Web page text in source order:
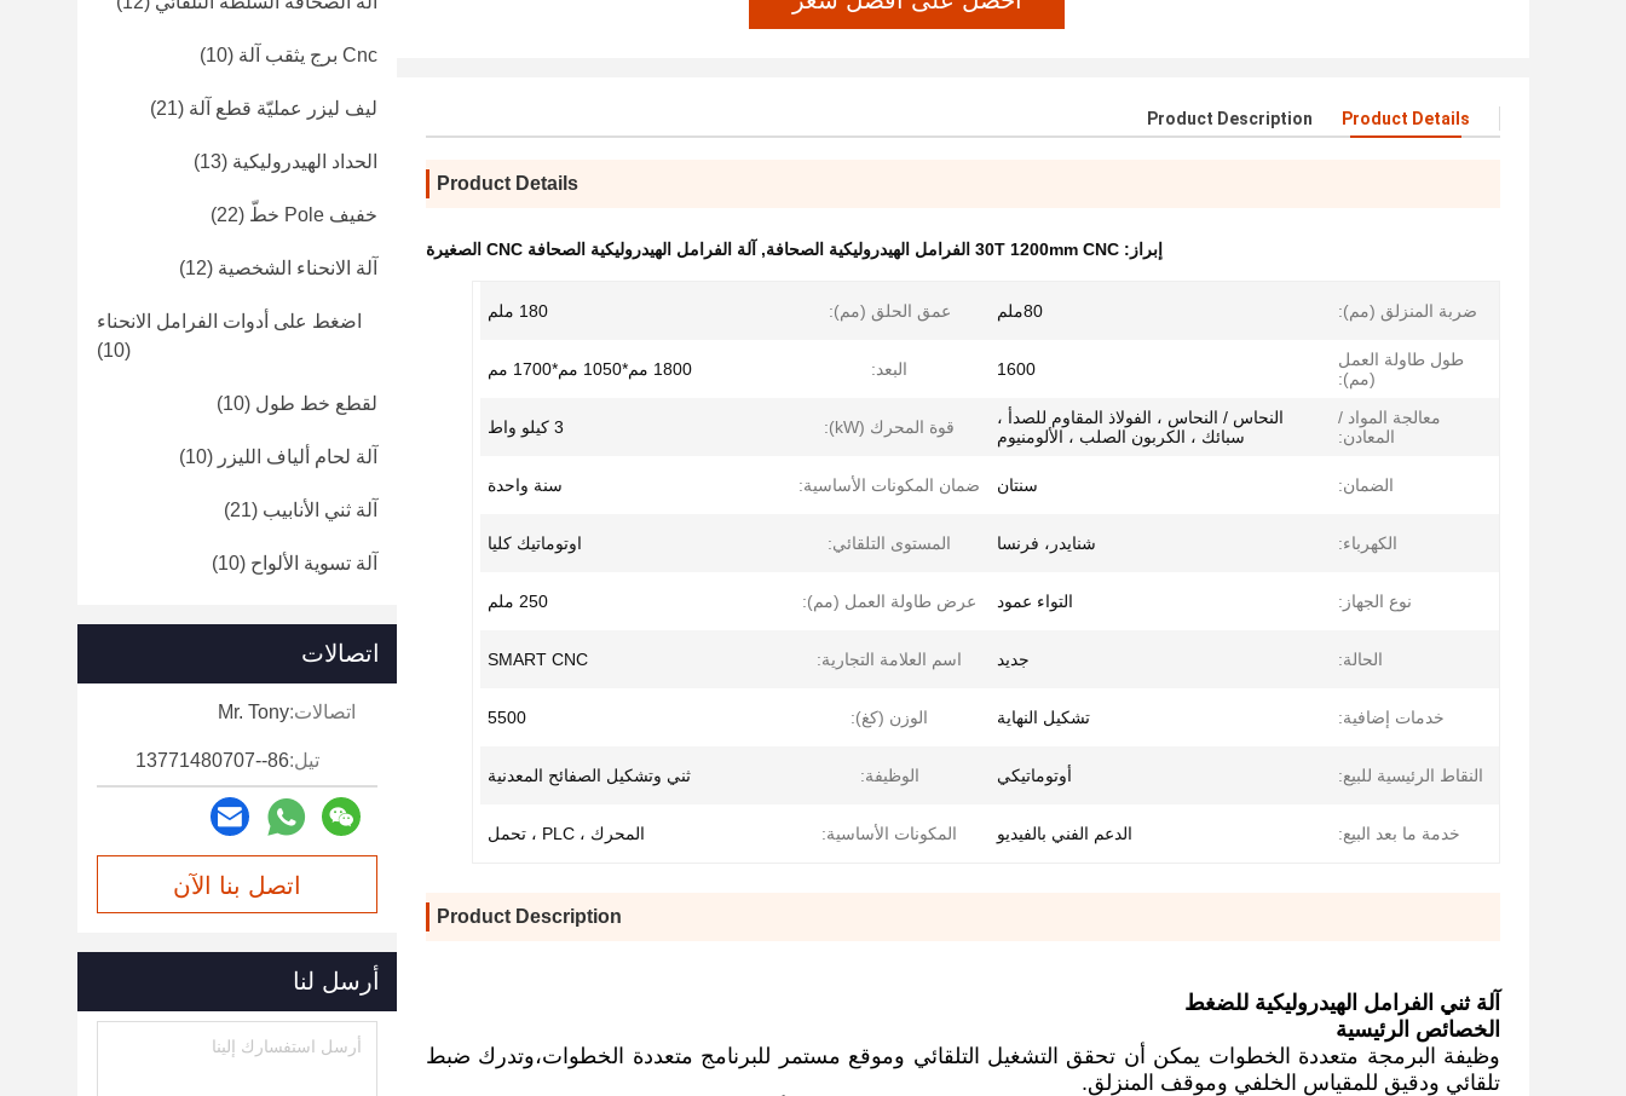
Product Details
Product Description
Product Details
إبراز: 30T 1200mm CNC الفرامل الهيدروليكية الصحافة , آلة الفرامل الهيدروليكية الصحافة CNC الصغيرة
ضربة المنزلق (مم): 80ملم عمق الحلق (مم): 180 ملم
طول طاولة العمل
(مم):
1600 البعد: 1800 مم*1050 مم*1700 مم
معالجة المواد /
المعادن:
النحاس / النحاس ، الفولاذ المقاوم للصدأ ،
سبائك ، الكربون الصلب ، الألومنيوم
قوة المحرك (kW): 3 كيلو واط
الضمان: سنتان ضمان المكونات الأساسية: سنة واحدة
الكهرباء: شنايدر، فرنسا المستوى التلقائي: اوتوماتيك كليا
نوع الجهاز: التواء عمود عرض طاولة العمل (مم): 250 ملم
الحالة: جديد اسم العلامة التجارية: SMART CNC
خدمات إضافية: تشكيل النهاية الوزن (كغ): 5500
النقاط الرئيسية للبيع: أوتوماتيكي الوظيفة: ثني وتشكيل الصفائح المعدنية
خدمة ما بعد البيع: الدعم الفني بالفيديو المكونات الأساسية: المحرك ، PLC ، تحمل
Product Description
آلة ثني الفرامل الهيدروليكية للضغط
الخصائص الرئيسية
وظيفة البرمجة متعددة الخطوات يمكن أن تحقق التشغيل التلقائي وموقع مستمر للبرنامج متعددة الخطوات،وتدرك ضبط
تلقائي ودقيق للمقياس الخلفي وموقف المنزلق.
Cnc برج يثقب آلة (10)
ليف ليزر عمليّة قطع آلة (21)
الحداد الهيدروليكية (13)
خفيف Pole خطّ (22)
آلة الانحناء الشخصية (12)
اضغط على أدوات الفرامل الانحناء
(10)
لقطع خط طول (10)
آلة لحام ألياف الليزر (10)
آلة ثني الأنابيب (21)
آلة تسوية الألواح (10)
اتصالات
اتصالات:Mr. Tony
تيل:86--13771480707
اتصل بنا الآن
أرسل لنا